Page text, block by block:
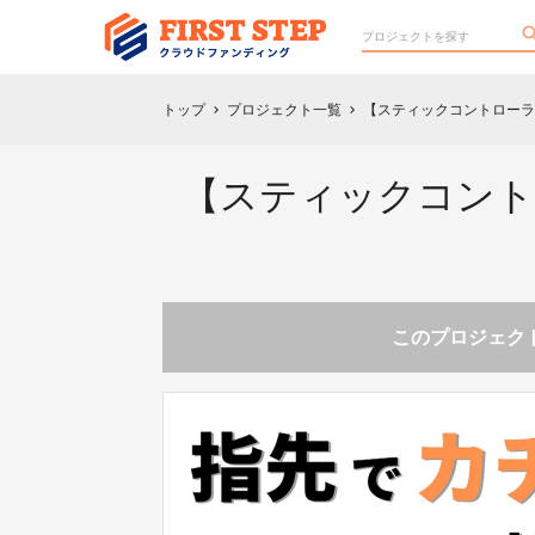
トップ chevron_right プロジェクト一覧 chevron_right 【スティックコントロー
【スティックコン
このプロジェク